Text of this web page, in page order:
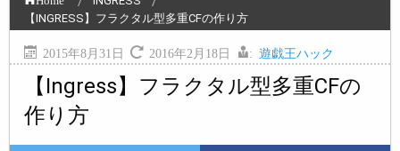
【INGRESS】フラクタル型多重CFの作り方
2015年8月31日 2016年2月18日 : 遊戯王ハック
【Ingress】フラクタル型多重CFの
作り方